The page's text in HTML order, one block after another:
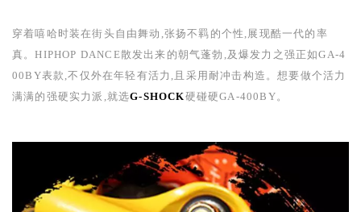
穿着嘻哈时装在街头自由舞动,张扬不羁的个性,展现酷一代的率
真。HIPHOP DANCE散发出来的朝气蓬勃,及爆发力之强正如GA-4
00BY表款,不仅外在年轻有活力,且采用耐冲击构造。想要做个活力
满满的强硬实力派,就选G-SHOCK硬碰硬GA-400BY 。